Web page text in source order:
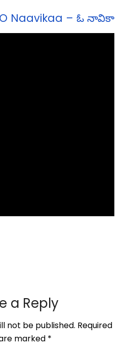
O Naavikaa – ఓ నావికా
a Reply
not be published. Required
marked *